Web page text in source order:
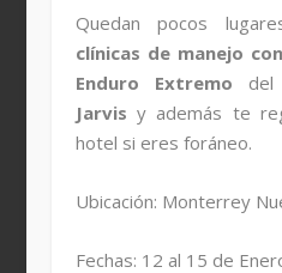
Quedan pocos
clínicas de manejo
Enduro Extremo del
Jarvis y además te
hotel si eres foráneo.
Ubicación: Monterrey
Fechas: 12 al 15 de